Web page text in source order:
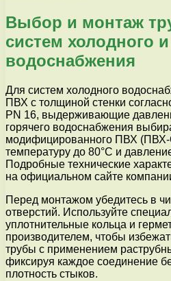
Выбор и монтаж
систем холодного и
водоснабжения
Для систем холодного
ПВХ с толщиной стенки
PN 16, выдерживающие
горячего водоснабжения
модифицированного ПВХ (ПВХ-
температуру до 80°C и
Подробные технические
на официальном сайте
Перед монтажом убедитесь в
отверстий. Используйте
уплотнительные кольца и
производителем, чтобы
трубы с применением
фиксируя каждое соединение
плотность стыков.